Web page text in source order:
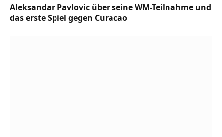
Aleksandar Pavlovic über seine WM-Teilnahme und
das erste Spiel gegen Curacao